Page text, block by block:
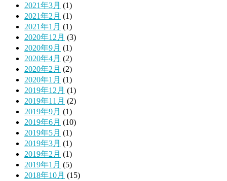
2021年3月 (1)
2021年2月 (1)
2021年1月 (1)
2020年12月 (3)
2020年9月 (1)
2020年4月 (2)
2020年2月 (2)
2020年1月 (1)
2019年12月 (1)
2019年11月 (2)
2019年9月 (1)
2019年6月 (10)
2019年5月 (1)
2019年3月 (1)
2019年2月 (1)
2019年1月 (5)
2018年10月 (15)